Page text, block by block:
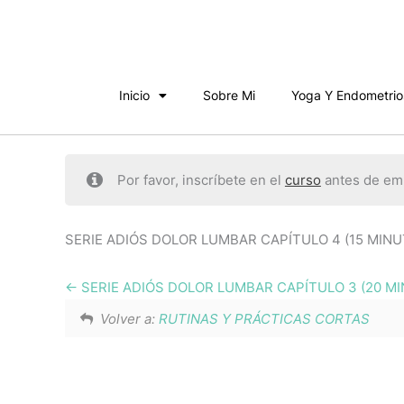
Inicio Sobre Mi Yoga Y
Por favor, inscríbete en el curso antes de
SERIE ADIÓS DOLOR LUMBAR CAPÍTULO 4 (15
SERIE ADIÓS DOLOR LUMBAR CAPÍTULO 3 (20
Volver a: RUTINAS Y PRÁCTICAS CORTAS